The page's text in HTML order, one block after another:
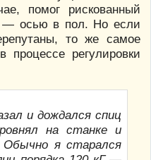
помог рискованный
— осью в пол. Но если
то же самое
процессе регулировки
и дождался спиц
на станке и
я старался